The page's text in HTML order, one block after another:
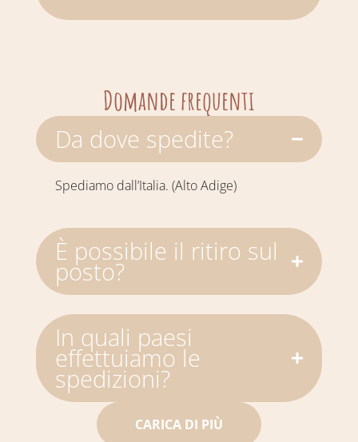
Domande frequenti
Da dove spedite?
Spediamo dall’Italia. (Alto Adige)
È possibile il ritiro sul
posto?
In quali paesi
effettuiamo le
spedizioni?
CARICA DI PIÙ